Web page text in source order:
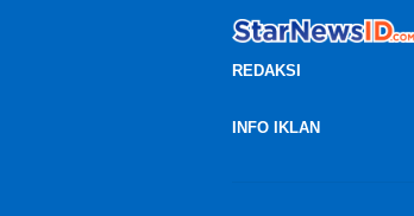
REDAKSI
INFO IKLAN